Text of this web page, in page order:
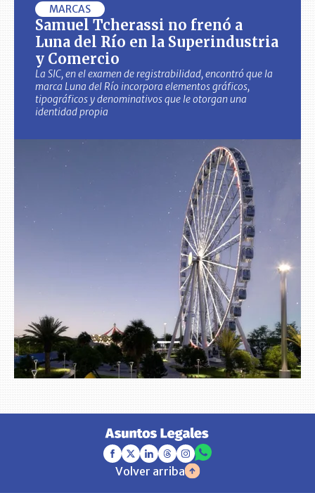
MARCAS
Samuel Tcherassi no frenó a
Luna del Río en la Superindustria
y Comercio
La SIC, en el examen de registrabilidad, encontró que la
marca Luna del Río incorpora elementos gráficos,
tipográficos y denominativos que le otorgan una
identidad propia
Volver arriba